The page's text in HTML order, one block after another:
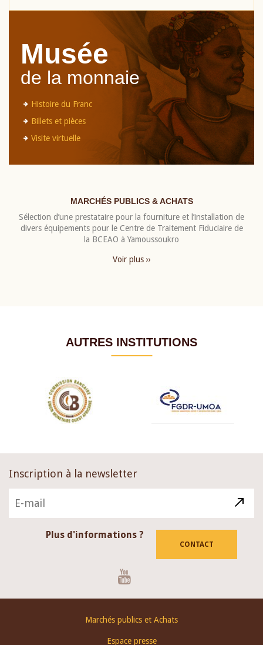
Musée
de la monnaie
Histoire du Franc
Billets et pièces
Visite virtuelle
MARCHÉS PUBLICS & ACHATS
Sélection d’une prestataire pour la fourniture et l’installation de
divers équipements pour le Centre de Traitement Fiduciaire de
la BCEAO à Yamoussoukro
Voir plus ››
AUTRES INSTITUTIONS
Inscription à la newsletter
Plus d'informations ?
CONTACT
Marchés publics et Achats
Espace presse